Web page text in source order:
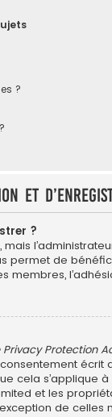
?
et
?
permet de
membres,
Privacy Protection
cela
et les
de